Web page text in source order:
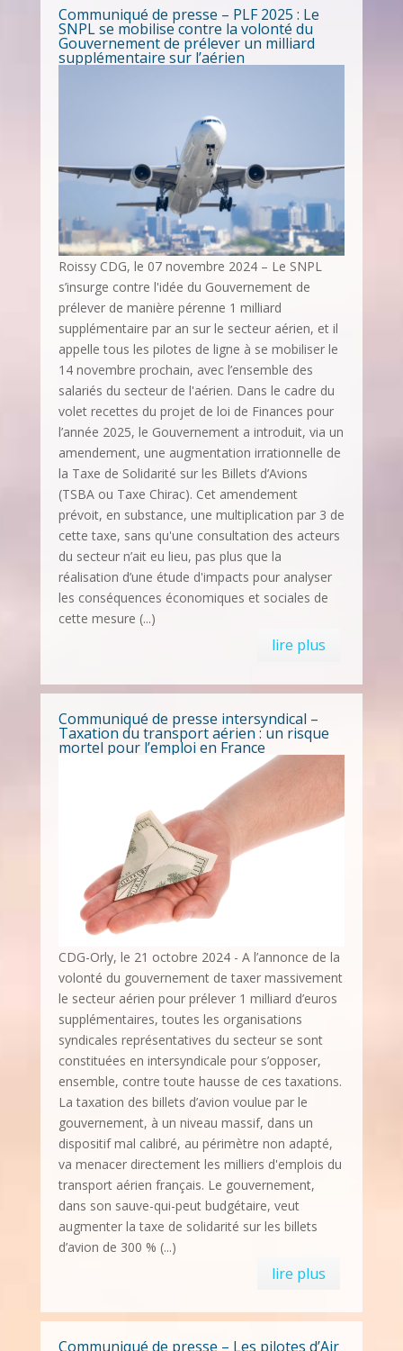
Communiqué de presse – PLF 2025 : Le
SNPL se mobilise contre la volonté du
Gouvernement de prélever un milliard
supplémentaire sur l’aérien
Roissy CDG, le 07 novembre 2024 – Le SNPL
s’insurge contre l'idée du Gouvernement de
prélever de manière pérenne 1 milliard
supplémentaire par an sur le secteur aérien, et il
appelle tous les pilotes de ligne à se mobiliser le
14 novembre prochain, avec l’ensemble des
salariés du secteur de l'aérien. Dans le cadre du
volet recettes du projet de loi de Finances pour
l’année 2025, le Gouvernement a introduit, via un
amendement, une augmentation irrationnelle de
la Taxe de Solidarité sur les Billets d’Avions
(TSBA ou Taxe Chirac). Cet amendement
prévoit, en substance, une multiplication par 3 de
cette taxe, sans qu'une consultation des acteurs
du secteur n’ait eu lieu, pas plus que la
réalisation d’une étude d'impacts pour analyser
les conséquences économiques et sociales de
cette mesure (...)
lire plus
Communiqué de presse intersyndical –
Taxation du transport aérien : un risque
mortel pour l’emploi en France
CDG-Orly, le 21 octobre 2024 - A l’annonce de la
volonté du gouvernement de taxer massivement
le secteur aérien pour prélever 1 milliard d’euros
supplémentaires, toutes les organisations
syndicales représentatives du secteur se sont
constituées en intersyndicale pour s’opposer,
ensemble, contre toute hausse de ces taxations.
La taxation des billets d’avion voulue par le
gouvernement, à un niveau massif, dans un
dispositif mal calibré, au périmètre non adapté,
va menacer directement les milliers d'emplois du
transport aérien français. Le gouvernement,
dans son sauve-qui-peut budgétaire, veut
augmenter la taxe de solidarité sur les billets
d’avion de 300 % (...)
lire plus
Communiqué de presse – Les pilotes d’Air